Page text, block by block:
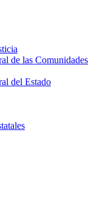
de las Comunidades
del Estado